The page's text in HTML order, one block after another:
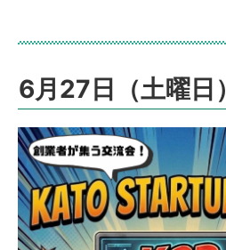
6月27日（土曜日）